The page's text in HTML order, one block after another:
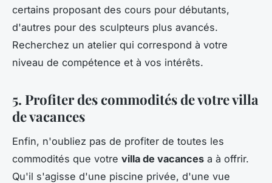
certains proposant des cours pour débutants,
d'autres pour des sculpteurs plus avancés.
Recherchez un atelier qui correspond à votre
niveau de compétence et à vos intérêts.
5. Profiter des commodités de votre villa
de vacances
Enfin, n'oubliez pas de profiter de toutes les
commodités que votre villa de vacances a à offrir.
Qu'il s'agisse d'une piscine privée, d'une vue